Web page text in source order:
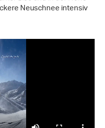
Neuschnee intensiv